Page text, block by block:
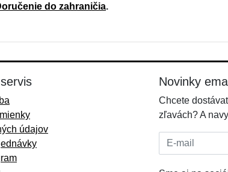
do zahraničia.
údajov
Novinky
Chcete
zľavách? A
E-mail: